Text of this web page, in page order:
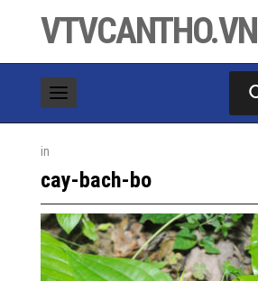
VTVCANTHO.VN
in
cay-bach-bo